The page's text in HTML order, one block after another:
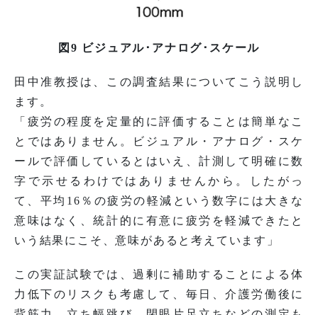
図9 ビジュアル･アナログ･スケール
田中准教授は、この調査結果についてこう説明し
ます。
「疲労の程度を定量的に評価することは簡単なこ
とではありません。ビジュアル・アナログ・スケ
ールで評価しているとはいえ、計測して明確に数
字で示せるわけではありませんから。したがっ
て、平均16％の疲労の軽減という数字には大きな
意味はなく、統計的に有意に疲労を軽減できたと
いう結果にこそ、意味があると考えています」
この実証試験では、過剰に補助することによる体
力低下のリスクも考慮して、毎日、介護労働後に